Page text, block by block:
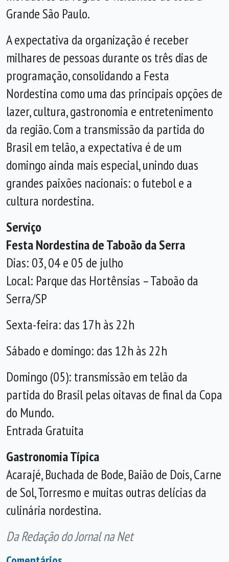
Grande São Paulo.
A expectativa da organização é receber
milhares de pessoas durante os três dias de
programação, consolidando a Festa
Nordestina como uma das principais opções de
lazer, cultura, gastronomia e entretenimento
da região. Com a transmissão da partida do
Brasil em telão, a expectativa é de um
domingo ainda mais especial, unindo duas
grandes paixões nacionais: o futebol e a
cultura nordestina.
Serviço
Festa Nordestina de Taboão da Serra
Dias: 03, 04 e 05 de julho
Local: Parque das Hortênsias – Taboão da
Serra/SP
Sexta-feira: das 17h às 22h
Sábado e domingo: das 12h às 22h
Domingo (05): transmissão em telão da
partida do Brasil pelas oitavas de final da Copa
do Mundo.
Entrada Gratuita
Gastronomia Típica
Acarajé, Buchada de Bode, Baião de Dois, Carne
de Sol, Torresmo e muitas outras delícias da
culinária nordestina.
Da Redação do Jornal na Net